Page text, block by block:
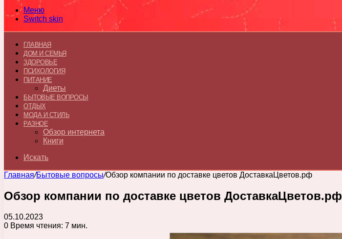
Меню
Switch skin
ГЛАВНАЯ
ДОМ И СЕМЬЯ
ЗДОРОВЬЕ
ПСИХОЛОГИЯ
ПИТАНИЕ
Диеты
БЫТОВЫЕ ВОПРОСЫ
ОТДЫХ
МОДА И СТИЛЬ
РАЗНОЕ
Обзор интернета
Книги
Искать
Главная/Бытовые вопросы/Обзор компании по доставке цветов ДоставкаЦветов.рф
Обзор компании по доставке цветов ДоставкаЦветов.рф
05.10.2023
0 Время чтения: 7 мин.